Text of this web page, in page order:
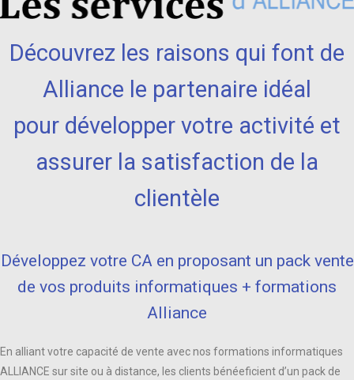
Découvrez les raisons qui font de
Alliance le partenaire idéal
pour développer votre activité et
assurer la satisfaction de la
clientèle
Développez votre CA en proposant un pack vente
de vos produits informatiques + formations
Alliance
En alliant votre capacité de vente avec nos formations informatiques
ALLIANCE sur site ou à distance, les clients bénéeficient d’un pack de